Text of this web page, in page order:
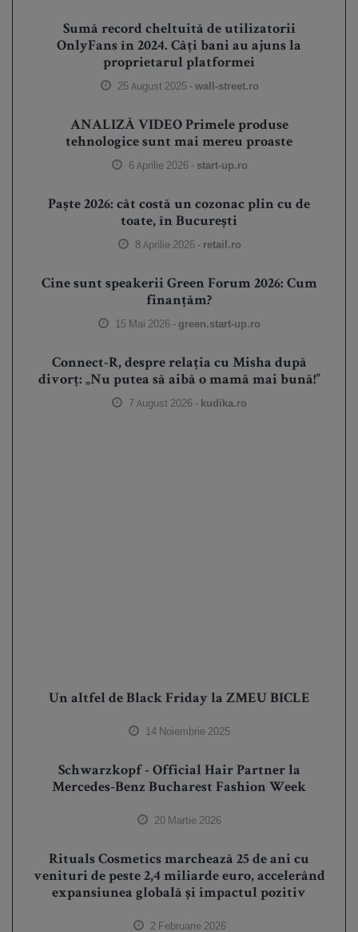
Sumă record cheltuită de utilizatorii
OnlyFans în 2024. Câți bani au ajuns la
proprietarul platformei
25 August 2025 -wall-street.ro
ANALIZĂ VIDEO Primele produse
tehnologice sunt mai mereu proaste
6 Aprilie 2026 - start-up.ro
Paște 2026: cât costă un cozonac plin cu de
toate, în București
8 Aprilie 2026 - retail.ro
Cine sunt speakerii Green Forum 2026: Cum
finanțăm?
15 Mai 2026 - green.start-up.ro
Connect-R, despre relația cu Misha după
divorț: „Nu putea să aibă o mamă mai bună!”
7 August 2026 - kudika.ro
Un altfel de Black Friday la ZMEU BICLE
14 Noiembrie 2025
Schwarzkopf - Official Hair Partner la
Mercedes-Benz Bucharest Fashion Week
20 Martie 2026
Rituals Cosmetics marchează 25 de ani cu
venituri de peste 2,4 miliarde euro, accelerând
expansiunea globală și impactul pozitiv
2 Februarie 2026